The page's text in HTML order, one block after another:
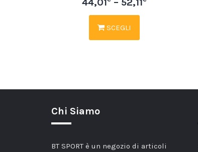
SCEGLI
Chi Siamo
BT SPORT è un negozio di articoli